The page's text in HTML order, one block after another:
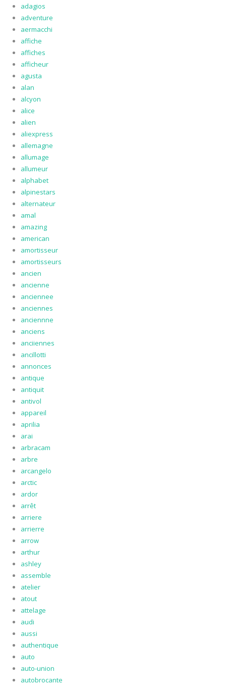
adagios
adventure
aermacchi
affiche
affiches
afficheur
agusta
alan
alcyon
alice
alien
aliexpress
allemagne
allumage
allumeur
alphabet
alpinestars
alternateur
amal
amazing
american
amortisseur
amortisseurs
ancien
ancienne
anciennee
anciennes
anciennne
anciens
anciiennes
ancillotti
annonces
antique
antiquit
antivol
appareil
aprilia
arai
arbracam
arbre
arcangelo
arctic
ardor
arrêt
arriere
arrierre
arrow
arthur
ashley
assemble
atelier
atout
attelage
audi
aussi
authentique
auto
auto-union
autobrocante